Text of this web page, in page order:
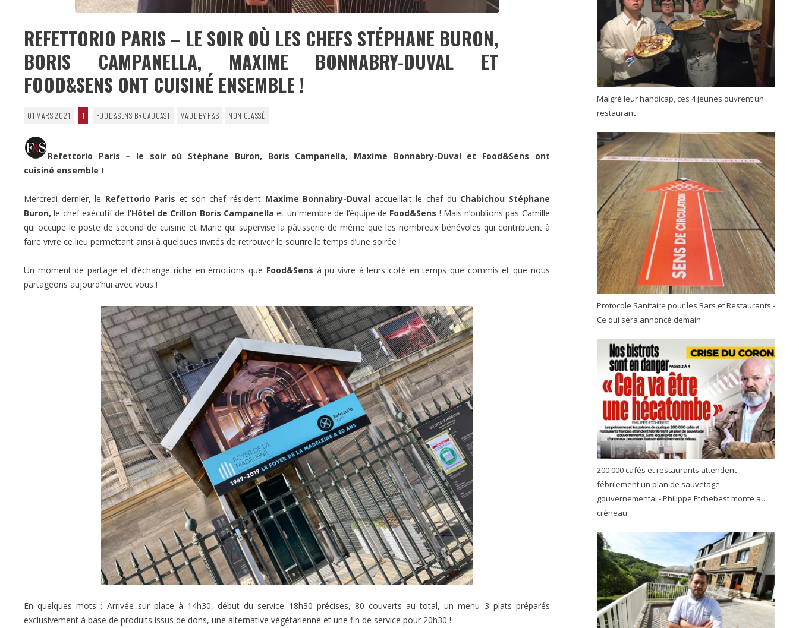
REFETTORIO PARIS – LE SOIR OÙ LES CHEFS STÉPHANE BURON,
BORIS CAMPANELLA, MAXIME BONNABRY-DUVAL ET
FOOD&SENS ONT CUISINÉ ENSEMBLE !
01 MARS 2021 1 FOOD&SENS BROADCAST MADE BY F&S NON CLASSÉ
Refettorio Paris – le soir où Stéphane Buron, Boris Campanella, Maxime Bonnabry-Duval et Food&Sens ont
cuisiné ensemble !
Mercredi dernier, le Refettorio Paris et son chef résident Maxime Bonnabry-Duval accueillait le chef du Chabichou Stéphane
Buron, le chef exécutif de l’Hôtel de Crillon Boris Campanella et un membre de l’équipe de Food&Sens ! Mais n’oublions pas Camille
qui occupe le poste de second de cuisine et Marie qui supervise la pâtisserie de même que les nombreux bénévoles qui contribuent à
faire vivre ce lieu permettant ainsi à quelques invités de retrouver le sourire le temps d’une soirée !
Un moment de partage et d’échange riche en émotions que Food&Sens à pu vivre à leurs coté en temps que commis et que nous
partageons aujourd’hui avec vous !
En quelques mots : Arrivée sur place à 14h30, début du service 18h30 précises, 80 couverts au total, un menu 3 plats préparés
exclusivement à base de produits issus de dons, une alternative végétarienne et une fin de service pour 20h30 !
Malgré leur handicap, ces 4 jeunes ouvrent un
restaurant
Protocole Sanitaire pour les Bars et Restaurants -
Ce qui sera annoncé demain
200 000 cafés et restaurants attendent
fébrilement un plan de sauvetage
gouvernemental - Philippe Etchebest monte au
créneau